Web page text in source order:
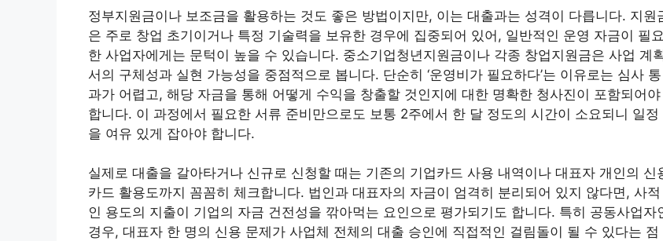
정부지원금이나 보조금을 활용하는 것도 좋은 방법이지만, 이는 대출과는 성격이 다릅니다. 지원
은 주로 창업 초기이거나 특정 기술력을 보유한 경우에 집중되어 있어, 일반적인 운영 자금이 필요
한 사업자에게는 문턱이 높을 수 있습니다. 중소기업청년지원금이나 각종 창업지원금은 사업 계
서의 구체성과 실현 가능성을 중점적으로 봅니다. 단순히 ‘운영비가 필요하다’는 이유로는 심사 통
과가 어렵고, 해당 자금을 통해 어떻게 수익을 창출할 것인지에 대한 명확한 청사진이 포함되어야
합니다. 이 과정에서 필요한 서류 준비만으로도 보통 2주에서 한 달 정도의 시간이 소요되니 일정
을 여유 있게 잡아야 합니다.
실제로 대출을 갈아타거나 신규로 신청할 때는 기존의 기업카드 사용 내역이나 대표자 개인의 신
카드 활용도까지 꼼꼼히 체크합니다. 법인과 대표자의 자금이 엄격히 분리되어 있지 않다면, 사적
인 용도의 지출이 기업의 자금 건전성을 깎아먹는 요인으로 평가되기도 합니다. 특히 공동사업자
경우, 대표자 한 명의 신용 문제가 사업체 전체의 대출 승인에 직접적인 걸림돌이 될 수 있다는 점